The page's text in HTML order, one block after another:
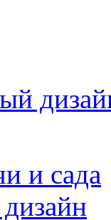
и сада